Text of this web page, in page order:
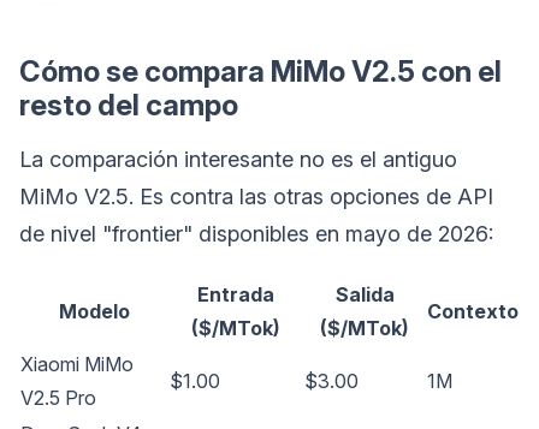
Cómo se compara MiMo V2.5 con el
resto del campo
La comparación interesante no es el antiguo
MiMo V2.5. Es contra las otras opciones de API
de nivel "frontier" disponibles en mayo de 2026:
Modelo
Entrada
($/MTok)
Salida
($/MTok)
Contexto
Xiaomi MiMo
V2.5 Pro
$1.00 $3.00 1M